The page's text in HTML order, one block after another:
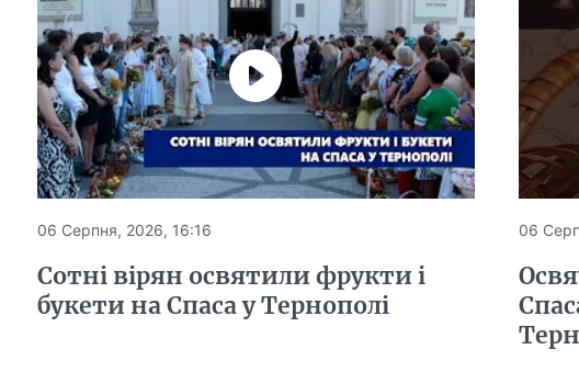
06 Серпня, 2026, 16:16
Сотні вірян освятили фрукти і
букети на Спаса у Тернополі
06